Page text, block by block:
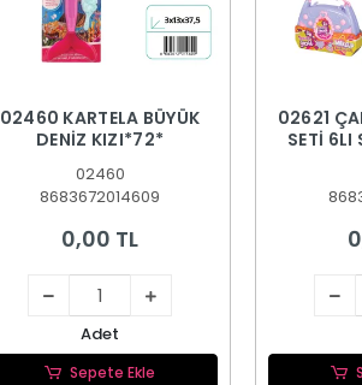
02460 KARTELA BÜYÜK
DENİZ KIZI*72*
02460
8683672014609
0,00 TL
Adet
Sepete Ekle
02621
SETİ